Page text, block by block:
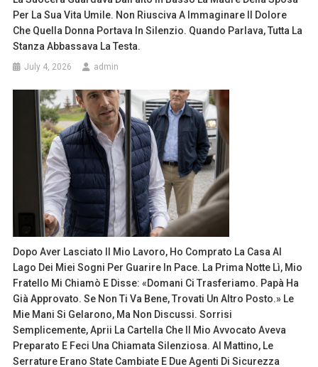
Per La Sua Vita Umile. Non Riusciva A Immaginare Il Dolore
Che Quella Donna Portava In Silenzio. Quando Parlava, Tutta La
Stanza Abbassava La Testa.
July 4, 2026 admin
Dopo Aver Lasciato Il Mio Lavoro, Ho Comprato La Casa Al
Lago Dei Miei Sogni Per Guarire In Pace. La Prima Notte Lì, Mio
Fratello Mi Chiamò E Disse: «Domani Ci Trasferiamo. Papà Ha
Già Approvato. Se Non Ti Va Bene, Trovati Un Altro Posto.» Le
Mie Mani Si Gelarono, Ma Non Discussi. Sorrisi
Semplicemente, Aprii La Cartella Che Il Mio Avvocato Aveva
Preparato E Feci Una Chiamata Silenziosa. Al Mattino, Le
Serrature Erano State Cambiate E Due Agenti Di Sicurezza